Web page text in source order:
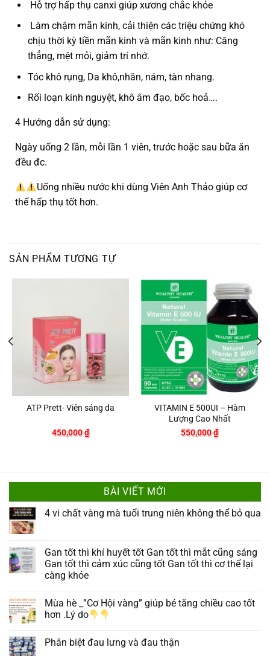
Hỗ trợ hấp thụ canxi giúp xương chắc khỏe
Làm chậm mãn kinh, cải thiện các triệu chứng khó
chịu thời kỳ tiền mãn kinh và mãn kinh như: Căng
thẳng, mệt mỏi, giảm trí nhớ.
Tóc khô rụng, Da khô,nhăn, nám, tàn nhang.
Rối loạn kinh nguyệt, khô âm đạo, bốc hoả….
4 Hướng dẫn sử dụng:
Ngày uống 2 lần, mỗi lần 1 viên, trước hoặc sau bữa ăn
đều đc.
Uống nhiều nước khi dùng Viên Anh Thảo giúp cơ
thể hấp thụ tốt hơn.
SẢN PHẨM TƯƠNG TỰ
ATP Prett- Viên sáng da
450,000₫
VITAMIN E 500UI – Hàm
Lượng Cao Nhất
550,000₫
BÀI VIẾT MỚI
4 vi chất vàng mà tuổi trung niên không thể bỏ qua
Gan tốt thì khí huyết tốt Gan tốt thì mắt cũng sáng
Gan tốt thì cảm xúc cũng tốt Gan tốt thì cơ thể lại
càng khỏe
Mùa hè _”Cơ Hội vàng” giúp bé tăng chiều cao tốt
hơn .Lý do
Phân biệt đau lưng và đau thận